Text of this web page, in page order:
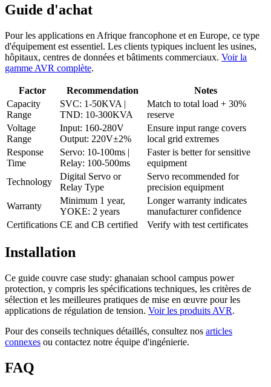
Guide d'achat
Pour les applications en Afrique francophone et en Europe, ce type
d'équipement est essentiel. Les clients typiques incluent les usines,
hôpitaux, centres de données et bâtiments commerciaux. Voir la
gamme AVR complète.
Factor Recommendation
Notes
Capacity
Range
SVC: 1-50KVA |
TND: 10-300KVA
Match to total load + 30%
reserve
Voltage
Range
Input: 160-280V
Output: 220V±2%
Ensure input range covers
local grid extremes
Response
Time
Servo: 10-100ms |
Relay: 100-500ms
Faster is better for sensitive
equipment
Technology
Digital Servo or
Relay Type
Servo recommended for
precision equipment
Warranty
Minimum 1 year,
YOKE: 2 years
Longer warranty indicates
manufacturer confidence
Certifications CE and CB certified Verify with test certificates
Installation
Ce guide couvre case study: ghanaian school campus power
protection, y compris les spécifications techniques, les critères de
sélection et les meilleures pratiques de mise en œuvre pour les
applications de régulation de tension. Voir les produits AVR.
Pour des conseils techniques détaillés, consultez nos articles
connexes ou contactez notre équipe d'ingénierie.
FAQ